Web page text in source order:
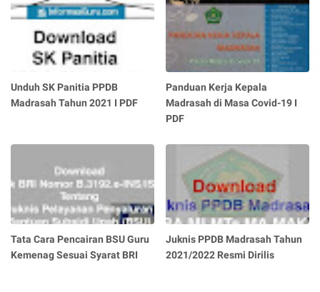
Unduh SK Panitia PPDB
Madrasah Tahun 2021 I PDF
Panduan Kerja Kepala
Madrasah di Masa Covid-19 I
PDF
Tata Cara Pencairan BSU Guru
Kemenag Sesuai Syarat BRI
Juknis PPDB Madrasah Tahun
2021/2022 Resmi Dirilis